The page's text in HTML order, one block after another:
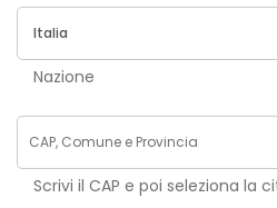
Nazione
Scrivi il CAP e poi seleziona la